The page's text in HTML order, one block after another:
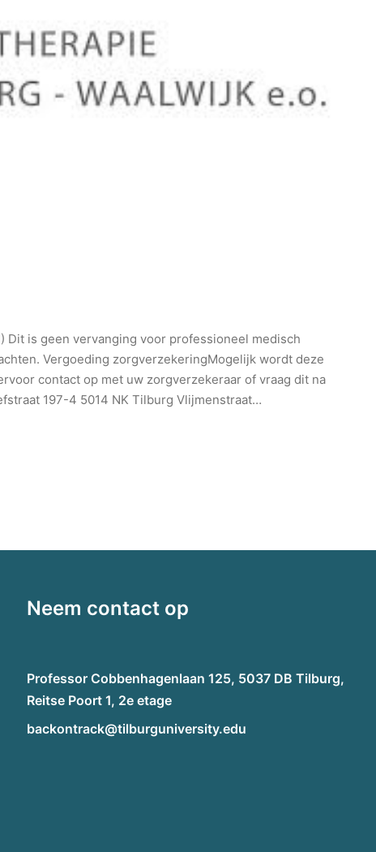
Dit is geen vervanging voor professioneel medisch
Vergoeding zorgverzekeringMogelijk wordt deze
contact op met uw zorgverzekeraar of vraag dit na
197-4 5014 NK Tilburg Vlijmenstraat…
Neem contact op
Professor Cobbenhagenlaan 125, 5037 DB Tilburg,
Reitse Poort 1, 2e etage
backontrack@tilburguniversity.edu